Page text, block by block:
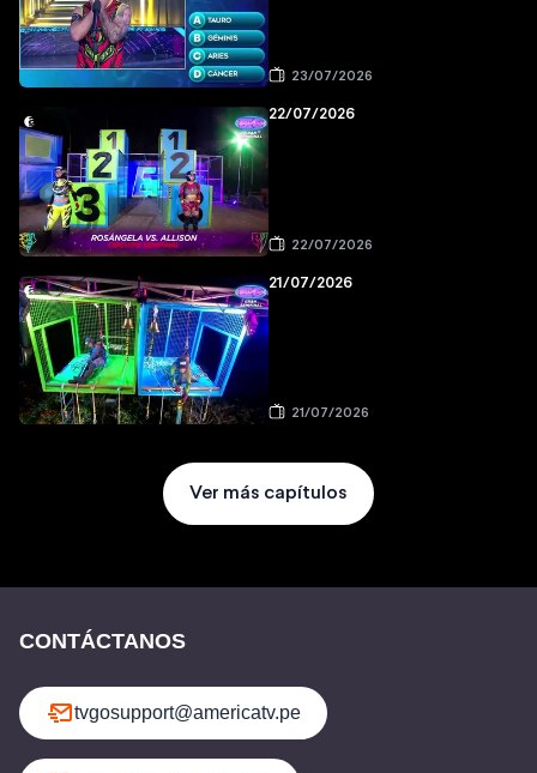
23/07/2026
22/07/2026
22/07/2026
21/07/2026
21/07/2026
Ver más capítulos
CONTÁCTANOS
tvgosupport@americatv.pe